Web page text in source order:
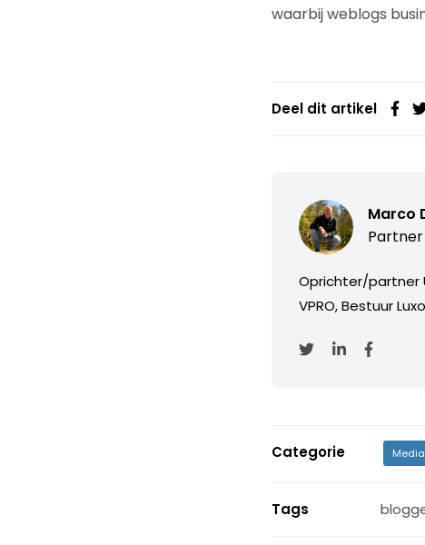
waarbij weblogs
Deel dit artikel
Marco
Oprichter/partner
VPRO, Bestuur
Categorie Media
Tags